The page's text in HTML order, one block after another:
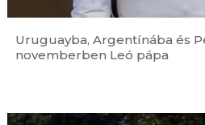
Uruguayba, Argentínába és
novemberben Leó pápa